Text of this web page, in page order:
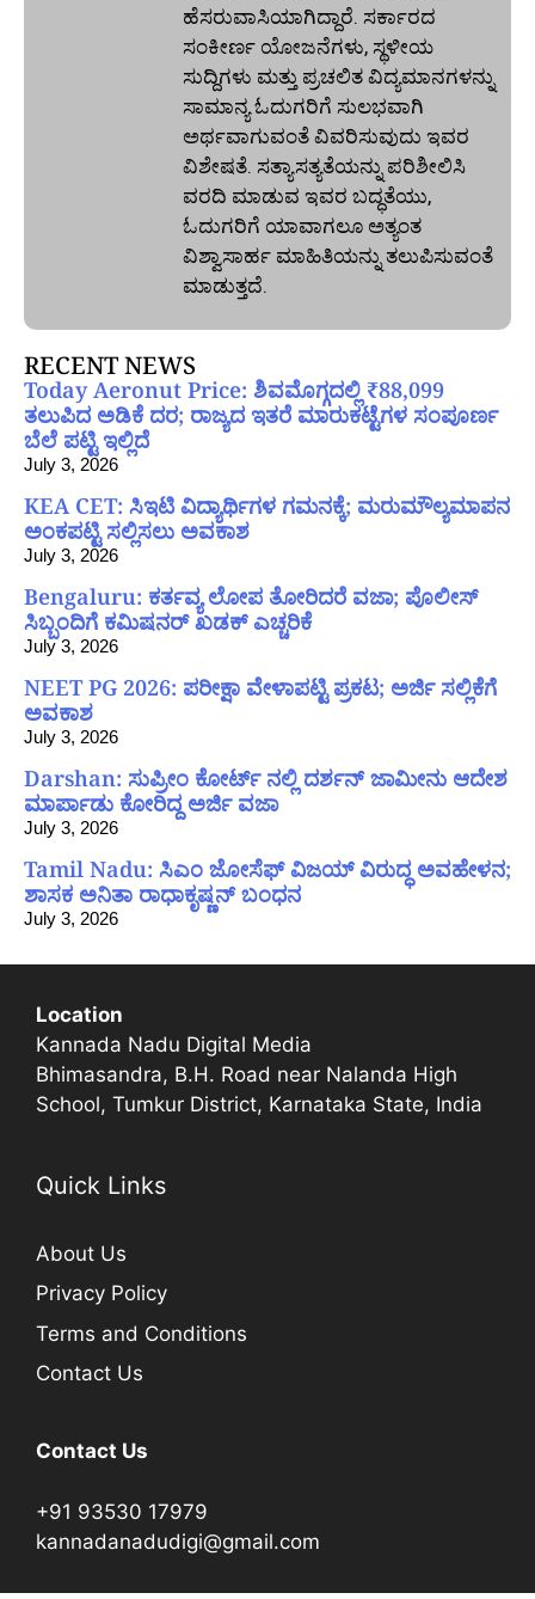
ಹೆಸರುವಾಸಿಯಾಗಿದ್ದಾರೆ. ಸರ್ಕಾರದ
ಸಂಕೀರ್ಣ ಯೋಜನೆಗಳು, ಸ್ಥಳೀಯ
ಸುದ್ದಿಗಳು ಮತ್ತು ಪ್ರಚಲಿತ ವಿದ್ಯಮಾನಗಳನ್ನು
ಸಾಮಾನ್ಯ ಓದುಗರಿಗೆ ಸುಲಭವಾಗಿ
ಅರ್ಥವಾಗುವಂತೆ ವಿವರಿಸುವುದು ಇವರ
ವಿಶೇಷತೆ. ಸತ್ಯಾಸತ್ಯತೆಯನ್ನು ಪರಿಶೀಲಿಸಿ
ವರದಿ ಮಾಡುವ ಇವರ ಬದ್ಧತೆಯು,
ಓದುಗರಿಗೆ ಯಾವಾಗಲೂ ಅತ್ಯಂತ
ವಿಶ್ವಾಸಾರ್ಹ ಮಾಹಿತಿಯನ್ನು ತಲುಪಿಸುವಂತೆ
ಮಾಡುತ್ತದೆ.
RECENT NEWS
Today Aeronut Price: ಶಿವಮೊಗ್ಗದಲ್ಲಿ ₹88,099
ತಲುಪಿದ ಅಡಿಕೆ ದರ; ರಾಜ್ಯದ ಇತರೆ ಮಾರುಕಟ್ಟೆಗಳ ಸಂಪೂರ್ಣ
ಬೆಲೆ ಪಟ್ಟಿ ಇಲ್ಲಿದೆ
July 3, 2026
KEA CET: ಸಿಇಟಿ ವಿದ್ಯಾರ್ಥಿಗಳ ಗಮನಕ್ಕೆ; ಮರುಮೌಲ್ಯಮಾಪನ
ಅಂಕಪಟ್ಟಿ ಸಲ್ಲಿಸಲು ಅವಕಾಶ
July 3, 2026
Bengaluru: ಕರ್ತವ್ಯ ಲೋಪ ತೋರಿದರೆ ವಜಾ; ಪೊಲೀಸ್
ಸಿಬ್ಬಂದಿಗೆ ಕಮಿಷನರ್ ಖಡಕ್ ಎಚ್ಚರಿಕೆ
July 3, 2026
NEET PG 2026: ಪರೀಕ್ಷಾ ವೇಳಾಪಟ್ಟಿ ಪ್ರಕಟ; ಅರ್ಜಿ ಸಲ್ಲಿಕೆಗೆ
ಅವಕಾಶ
July 3, 2026
Darshan: ಸುಪ್ರೀಂ ಕೋರ್ಟ್ ನಲ್ಲಿ ದರ್ಶನ್ ಜಾಮೀನು ಆದೇಶ
ಮಾರ್ಪಾಡು ಕೋರಿದ್ದ ಅರ್ಜಿ ವಜಾ
July 3, 2026
Tamil Nadu: ಸಿಎಂ ಜೋಸೆಫ್ ವಿಜಯ್ ವಿರುದ್ಧ ಅವಹೇಳನ;
ಶಾಸಕ ಅನಿತಾ ರಾಧಾಕೃಷ್ಣನ್ ಬಂಧನ
July 3, 2026
Location
Kannada Nadu Digital Media
Bhimasandra, B.H. Road near Nalanda High
School, Tumkur District, Karnataka State, India
Quick Links
About Us
Privacy Policy
Terms and Conditions
Contact Us
Contact Us
+91 93530 17979
kannadanadudigi@gmail.com